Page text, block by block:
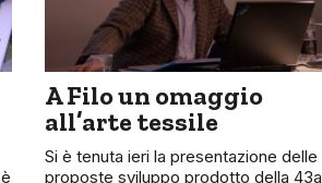
A Filo un omaggio
all’arte tessile
Si è tenuta ieri la presentazione delle
proposte sviluppo prodotto della 43a